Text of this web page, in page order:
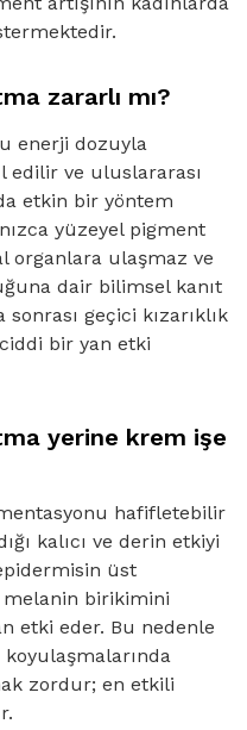
zararlı mı?
enerji dozuyla
edilir ve uluslararası
etkin bir yöntem
yüzeyel pigment
organlara ulaşmaz ve
dair bilimsel kanıt
geçici kızarıklık
bir yan etki
yerine krem işe
hafifletebilir
kalıcı ve derin etkiyi
üst
melanin birikimini
etki eder. Bu nedenle
zordur; en etkili